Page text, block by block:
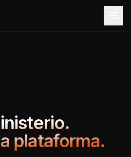
One -
plataforma.